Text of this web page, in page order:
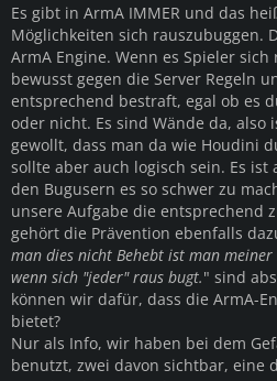
Es gibt in ArmA IMMER und das
Möglichkeiten sich rauszubuggen.
ArmA Engine. Wenn es Spieler
bewusst gegen die Server Regeln
entsprechend bestraft, egal ob es
oder nicht. Es sind Wände da, also
gewollt, dass man da wie Houdini
sollte aber auch logisch sein. Es
den Bugusern es so schwer zu
unsere Aufgabe die entsprechend
gehört die Prävention ebenfalls
man dies nicht Behebt ist man
wenn sich "jeder" raus bugt." sind
können wir dafür, dass die ArmA-
bietet?
Nur als Info, wir haben bei dem
benutzt, zwei davon sichtbar, eine